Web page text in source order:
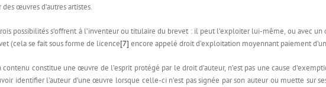
œuvres d’autres artistes.
possibilités s’offrent à l’inventeur ou titulaire du brevet : il peut l’exploiter lui-même, ou avec un
(cela se fait sous forme de licence[7] encore appelé droit d’exploitation moyennant paiement
contenu constitue une œuvre de l’esprit protégé par le droit d’auteur, n’est pas une cause
identifier l’auteur d’une œuvre lorsque celle-ci n’est pas signée par son auteur ou muette sur